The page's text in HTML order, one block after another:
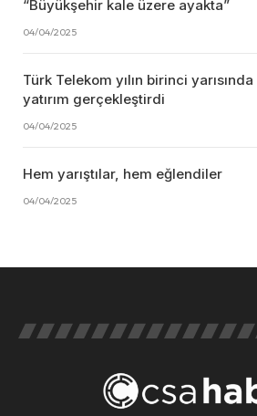
“Büyükşehir kale üzere ayakta”
04/04/2025
Türk Telekom yılın birinci
yatırım gerçekleştirdi
04/04/2025
Hem yarıştılar, hem eğlendiler
04/04/2025